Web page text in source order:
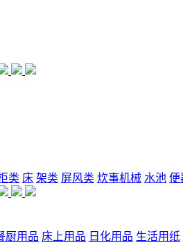
类 床 架类 屏风类 炊事机械 水池 便
厨用品 床上用品 日化用品 生活用纸